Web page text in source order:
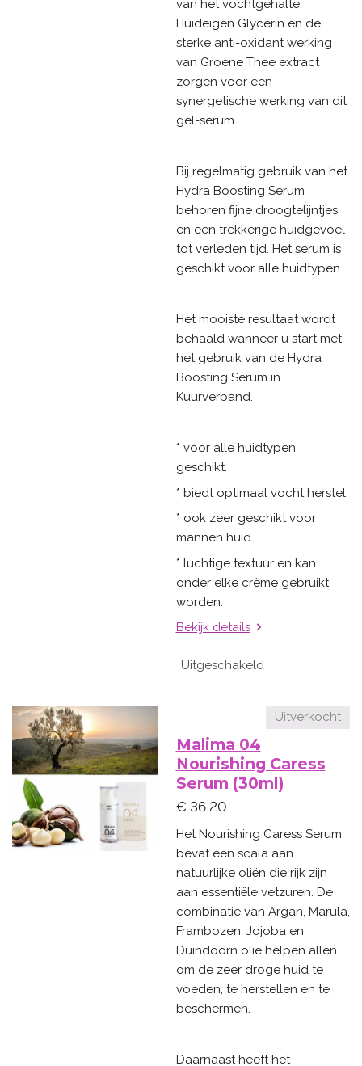
van het vochtgehalte.
Huideigen Glycerin en de
sterke anti-oxidant werking
van Groene Thee extract
zorgen voor een
synergetische werking van dit
gel-serum.
Bij regelmatig gebruik van het
Hydra Boosting Serum
behoren fijne droogtelijntjes
en een trekkerige huidgevoel
tot verleden tijd. Het serum is
geschikt voor alle huidtypen.
Het mooiste resultaat wordt
behaald wanneer u start met
het gebruik van de Hydra
Boosting Serum in
Kuurverband.
* voor alle huidtypen
geschikt.
* biedt optimaal vocht herstel.
* ook zeer geschikt voor
mannen huid.
* luchtige textuur en kan
onder elke crème gebruikt
worden.
Bekijk details
Uitgeschakeld
Uitverkocht
Malima 04
Nourishing Caress
Serum (30ml)
€ 36,20
Het Nourishing Caress Serum
bevat een scala aan
natuurlijke oliën die rijk zijn
aan essentiële vetzuren. De
combinatie van Argan, Marula,
Frambozen, Jojoba en
Duindoorn olie helpen allen
om de zeer droge huid te
voeden, te herstellen en te
beschermen.
Daarnaast heeft het